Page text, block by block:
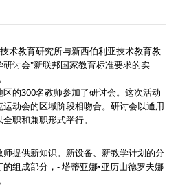
术教育研究所与新西伯利亚技术教育教
讨会"新联邦国家教育标准要求的实
的300名教师参加了研讨会。这次活动
动会的区域阶段相吻合。研讨会以通用
职和兼职形式举行。
提供新知识。新设备、新教学计划的分
组成部分，- 塔蒂亚娜•亚历山德罗夫娜